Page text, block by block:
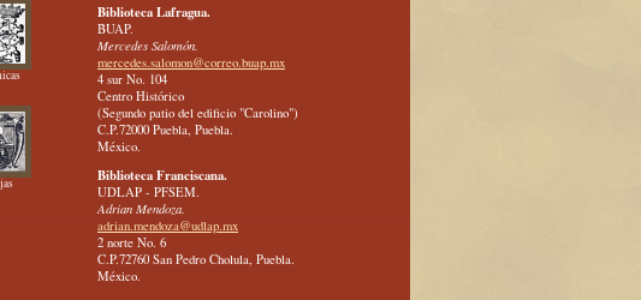
Biblioteca Lafragua.
BUAP.
Mercedes Salomón.
mercedes.salomon@correo.buap.mx
4 sur No. 104
Centro Histórico
(Segundo patio del edificio "Carolino")
C.P.72000 Puebla, Puebla.
México.
Biblioteca Franciscana.
UDLAP - PFSEM.
Adrian Mendoza.
adrian.mendoza@udlap.mx
2 norte No. 6
C.P.72760 San Pedro Cholula, Puebla.
México.